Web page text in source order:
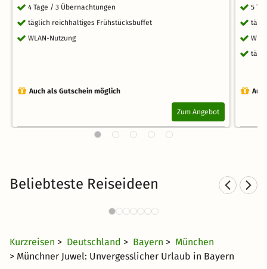
4 Tage / 3 Übernachtungen
täglich reichhaltiges Frühstücksbuffet
WLAN-Nutzung
Auch als Gutschein möglich
Zum Angebot
5
Beliebteste Reiseideen
Städtereisen nach München
376 Angebote
Kurzreisen > Deutschland > Bayern > München
> Münchner Juwel: Unvergesslicher Urlaub in Bayern